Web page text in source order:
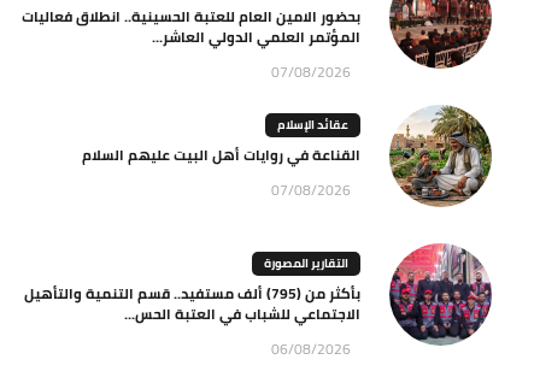
بحضور الامين العام للعتبة الحسينية.. انطلاق فعاليات
المؤتمر العلمي الدولي العاشر...
07/08/2026
عقائد الإسلام
القناعة في روايات أهل البيت عليهم السلام
07/08/2026
التقارير المصورة
بأكثر من (795) ألف مستفيد.. قسم التنمية والتأهيل
الاجتماعي للشباب في العتبة الحس...
06/08/2026